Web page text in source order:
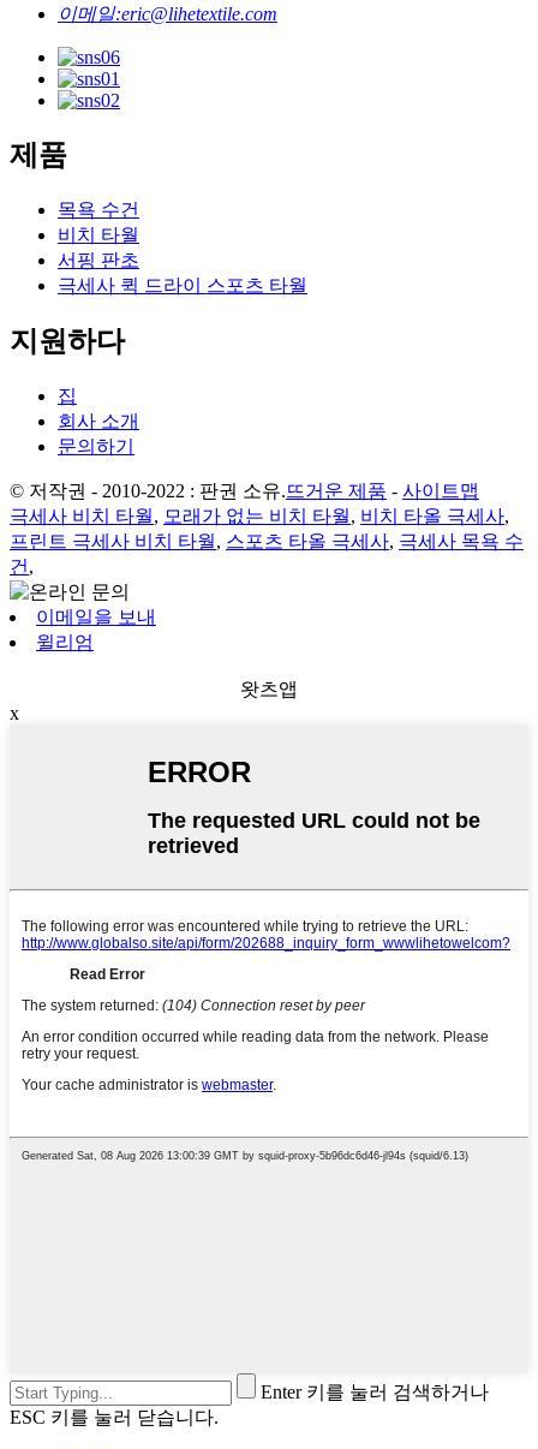
이메일:eric@lihetextile.com
제품
목욕 수건
비치 타월
서핑 판초
극세사 퀵 드라이 스포츠 타월
지원하다
집
회사 소개
문의하기
© 저작권 - 2010-2022 : 판권 소유.뜨거운 제품 - 사이트맵
극세사 비치 타월, 모래가 없는 비치 타월, 비치 타올 극세사,
프린트 극세사 비치 타월, 스포츠 타올 극세사, 극세사 목욕 수
건 ,
이메일을 보내
윌리엄
왓츠앱
x
Enter 키를 눌러 검색하거나
ESC 키를 눌러 닫습니다.